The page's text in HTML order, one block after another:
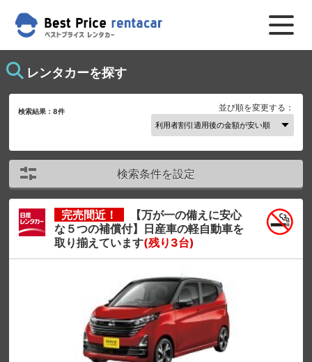
レンタカーを探す
検索結果：8件 並び順を変更する：
検索条件を設定
完売間近！
【万が一の備えに安心
な５つの補償付】日産車の軽自動車を
取り揃えています(残り3台)